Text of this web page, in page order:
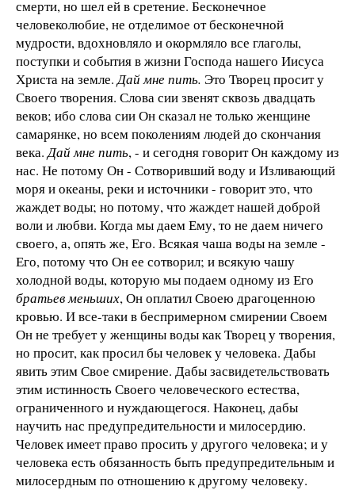
смерти, но шел ей в сретение. Бесконечное
человеколюбие, не отделимое от бесконечной
мудрости, вдохновляло и окормляло все глаголы,
поступки и события в жизни Господа нашего Иисуса
Христа на земле.Дай мне пить. Это Творец просит у
Своего творения. Слова сии звенят сквозь двадцать
веков; ибо слова сии Он сказал не только женщине
самарянке, но всем поколениям людей до скончания
века.Дай мне пить, - и сегодня говорит Он каждому из
нас. Не потому Он - Сотворивший воду и Изливающий
моря и океаны, реки и источники - говорит это, что
жаждет воды; но потому, что жаждет нашей доброй
воли и любви. Когда мы даем Ему, то не даем ничего
своего, а, опять же, Его. Всякая чаша воды на земле -
Его, потому что Он ее сотворил; и всякую чашу
холодной воды, которую мы подаем одному из Его
братьев меньших, Он оплатил Своею драгоценною
кровью. И все-таки в беспримерном смирении Своем
Он не требует у женщины воды как Творец у творения,
но просит, как просил бы человек у человека. Дабы
явить этим Свое смирение. Дабы засвидетельствовать
этим истинность Своего человеческого естества,
ограниченного и нуждающегося. Наконец, дабы
научить нас предупредительности и милосердию.
Человек имеет право просить у другого человека; и у
человека есть обязанность быть предупредительным и
милосердным по отношению к другому человеку.